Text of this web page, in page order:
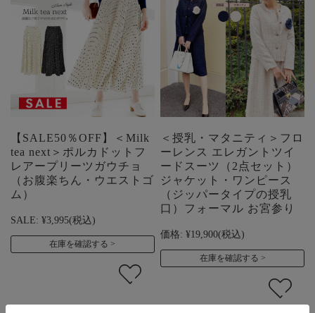
【SALE50％OFF】＜Milk
tea next＞ポルカドットフ
レアープリーツガウチョ
（お腹楽ちん・ウエストゴ
ム）
SALE: ¥3,995(税込)
在庫を確認する
＜授乳・マタニティ＞フロ
ーレンス エレガントツイ
ードスーツ（2点セット）
ジャケット・ワンピース
（ジッパータイプの授乳
口）フォーマル お宮参り
価格: ¥19,900(税込)
在庫を確認する